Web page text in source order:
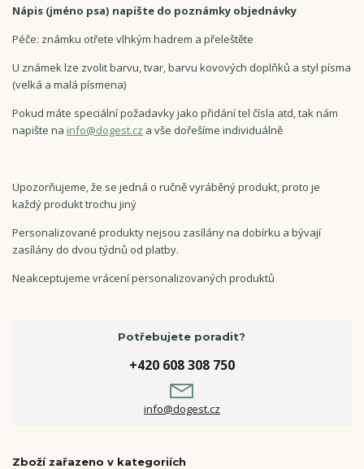
Nápis (jméno psa) napište do poznámky objednávky
Péče: známku otřete vlhkým hadrem a přeleštěte
U známek lze zvolit barvu, tvar, barvu kovových doplňků a styl písma
(velká a malá písmena)
Pokud máte speciální požadavky jako přidání tel čísla atd, tak nám
napište na info@dogest.cz a vše dořešíme individuálně
Upozorňujeme, že se jedná o ručně vyráběný produkt, proto je
každý produkt trochu jiný
Personalizované produkty nejsou zasílány na dobírku a bývají
zasílány do dvou týdnů od platby.
Neakceptujeme vrácení personalizovaných produktů
Potřebujete poradit?
+420 608 308 750
info@dogest.cz
Zboží zařazeno v kategoriích